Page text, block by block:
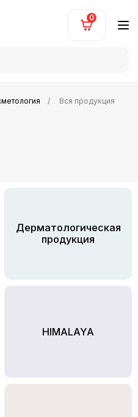
0
Вся продукция
Дерматологическая
продукция
HIMALAYA